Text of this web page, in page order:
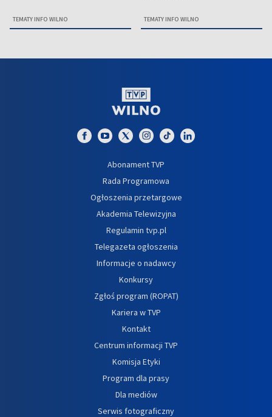
TEMATY INFO WILNO TEMATY INFO WILNO
Abonament TVP
Rada Programowa
Ogłoszenia przetargowe
Akademia Telewizyjna
Regulamin tvp.pl
Telegazeta ogłoszenia
Informacje o nadawcy
Konkursy
Zgłoś program (ROPAT)
Kariera w TVP
Kontakt
Centrum informacji TVP
Komisja Etyki
Program dla prasy
Dla mediów
Serwis fotograficzny